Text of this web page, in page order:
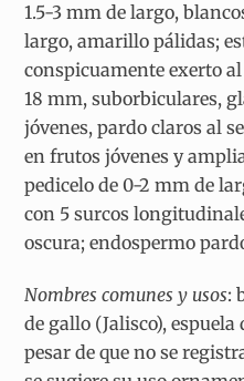
1.5-3 mm de largo,
largo, amarillo pálidas;
conspicuamente exerto
18 mm, suborbiculares,
jóvenes, pardo claros al
en frutos jóvenes y
pedicelo de 0-2 mm de
con 5 surcos
oscura; endospermo
Nombres comunes y usos:
de gallo (Jalisco),
pesar de que no se